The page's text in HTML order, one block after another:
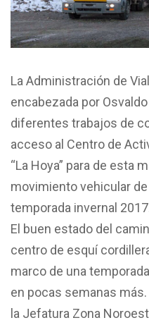
La Administración de
encabezada por
diferentes trabajos de
acceso al Centro de
“La Hoya” para de esta
movimiento vehicular
temporada invernal
El buen estado del
centro de esquí
marco de una
en pocas semanas
la Jefatura Zona